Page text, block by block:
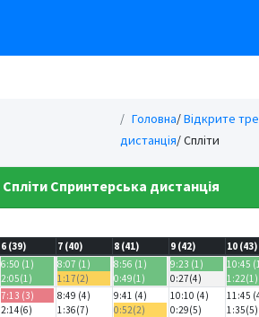
Головна/Відкрите
дистанція/ Спліти
Спліти Спринтерська дистанція
6 (39) 7 (40) 8 (41) 9 (42) 10 (43)
6:50 (1)
2:05(1)
8:07 (1)
1:17(2)
8:56 (1)
0:49(1)
9:23 (1)
0:27(4)
10:45
1:22(1)
7:13 (3)
2:14(6)
8:49 (4)
1:36(7)
9:41 (4)
0:52(2)
10:10 (4)
0:29(5)
11:45
1:35(5)